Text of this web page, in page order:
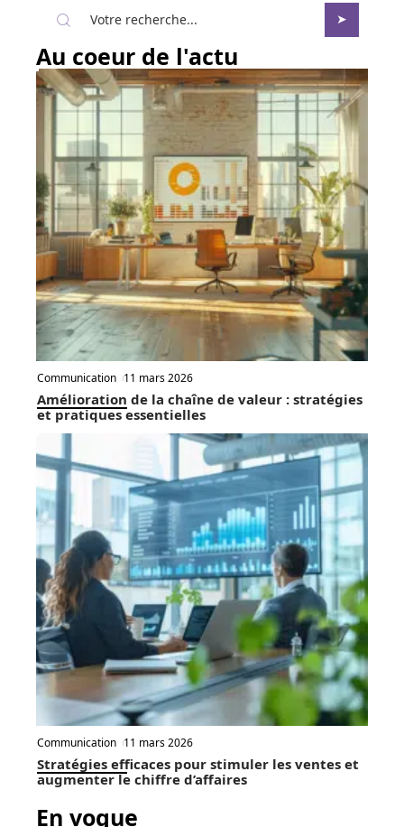
Au coeur de l'actu
Communication 11 mars 2026
Amélioration de la chaîne de valeur : stratégies
et pratiques essentielles
Communication 11 mars 2026
Stratégies efficaces pour stimuler les ventes et
augmenter le chiffre d’affaires
En vogue